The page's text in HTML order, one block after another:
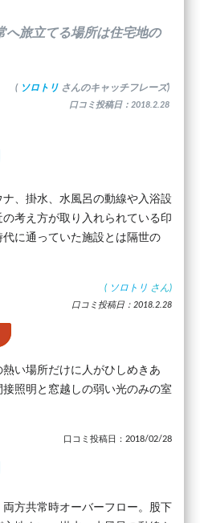
へ旅立てる場所は住宅地の
( ソロトリ さんのキャッチフレーズ)
口コミ投稿日：2018.2.28
、掛水、水風呂の動線や入浴設
考え方が取り入れられている印
に通っていた施設とは隔世の
( ソロトリ さん)
口コミ投稿日：2018.2.28
い場所だけに人がひしめきあ
照明と窓越しの弱い光のみの室
口コミ投稿日：2018/02/28
方共常時オーバーフロー。股下